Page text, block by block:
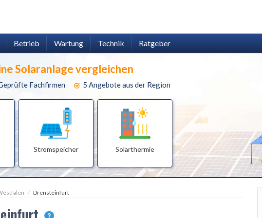
Betrieb Wartung Technik Ratgeber
Solaranlage vergleichen
Fachfirmen 5 Angebote aus der Region
Stromspeicher Solarthermie
Drensteinfurt
?